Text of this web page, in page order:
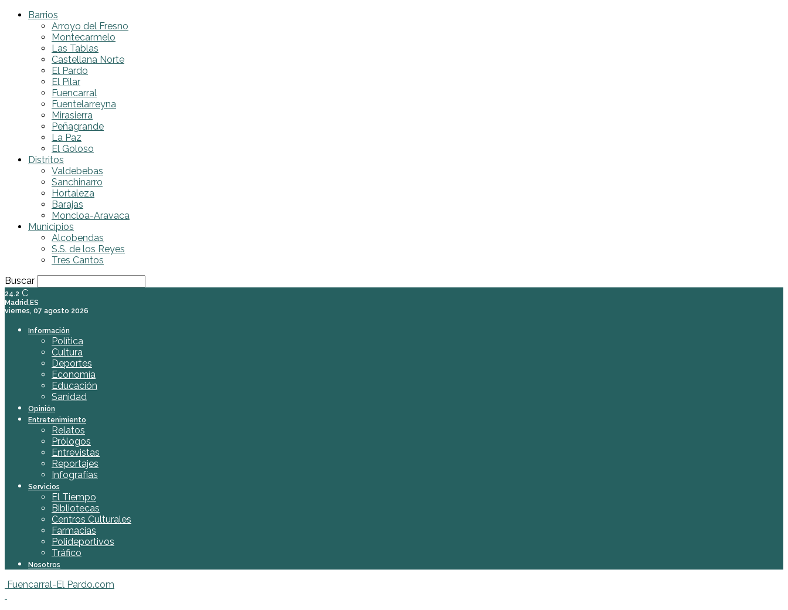
Barrios
Arroyo del Fresno
Montecarmelo
Las Tablas
Castellana Norte
El Pardo
El Pilar
Fuencarral
Fuentelarreyna
Mirasierra
Peñagrande
La Paz
El Goloso
Distritos
Valdebebas
Sanchinarro
Hortaleza
Barajas
Moncloa-Aravaca
Municipios
Alcobendas
S.S. de los Reyes
Tres Cantos
Buscar
24.2 C
Madrid,ES
viernes, 07 agosto 2026
Información
Política
Cultura
Deportes
Economía
Educación
Sanidad
Opinión
Entretenimiento
Relatos
Prólogos
Entrevistas
Reportajes
Infografías
Servicios
El Tiempo
Bibliotecas
Centros Culturales
Farmacias
Polideportivos
Tráfico
Nosotros
Fuencarral-El Pardo.com